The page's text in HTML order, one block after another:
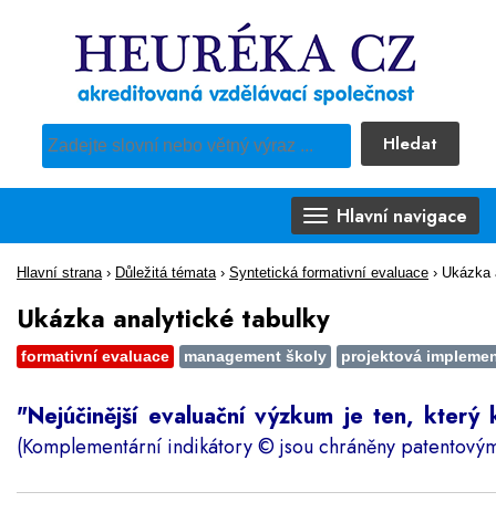
Hledat
Pro vyhledávání obsahu webu použijte předdefinovaný výběr
Hlavní navigace
Hlavní strana › Důležitá témata › Syntetická formativní evaluace › Ukázka
Ukázka analytické tabulky
formativní evaluace management školy projektová
"Nejúčinější evaluační výzkum je ten,
(Komplementární indikátory © jsou chráněny